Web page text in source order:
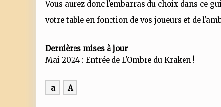
Vous aurez donc l'embarras du choix dans ce
votre table en fonction de vos joueurs et de
Dernières mises à jour
Mai 2024 : Entrée de L'Ombre du Kraken !
a A